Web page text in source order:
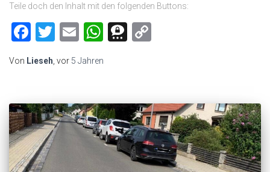
Teile doch den Inhalt mit den folgenden Buttons:
Facebook
Twitter
EmailWhatsApp
Threema
Von Lieseh , vor 5 Jahren